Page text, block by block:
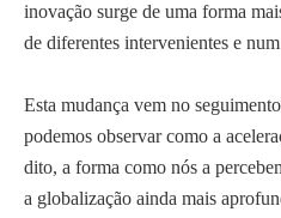
inovação surge de uma forma
de diferentes intervenientes e
Esta mudança vem no
podemos observar como a
dito, a forma como nós a
a globalização ainda mais